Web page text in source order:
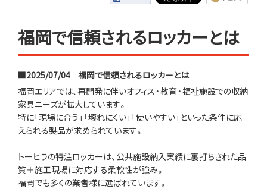
福岡で信頼されるロッカーとは
■2025/07/04
福岡で信頼されるロッカーとは
福岡エリアでは、再開発に伴いオフィス・教育・福祉施設での収納
家具ニーズが拡大しています。
特に「現場に合う」「壊れにくい」「使いやすい」といった条件に応
えられる製品が求められています。
トーヒラの特注ロッカーは、公共施設納入実績に裏打ちされた品
質＋施工現場に対応する柔軟性が強み。
福岡でも多くの業者様に選ばれています。